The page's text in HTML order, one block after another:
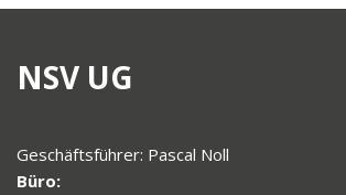
NSV UG
Geschäftsführer: Pascal Noll
Büro: